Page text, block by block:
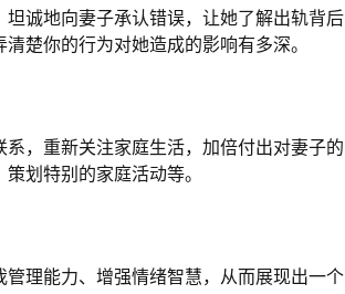
诚地向妻子承认错误，让她了解出轨背后
楚你的行为对她造成的影响有多深。
，重新关注家庭生活，加倍付出对妻子的
划特别的家庭活动等。
理能力、增强情绪智慧，从而展现出一个